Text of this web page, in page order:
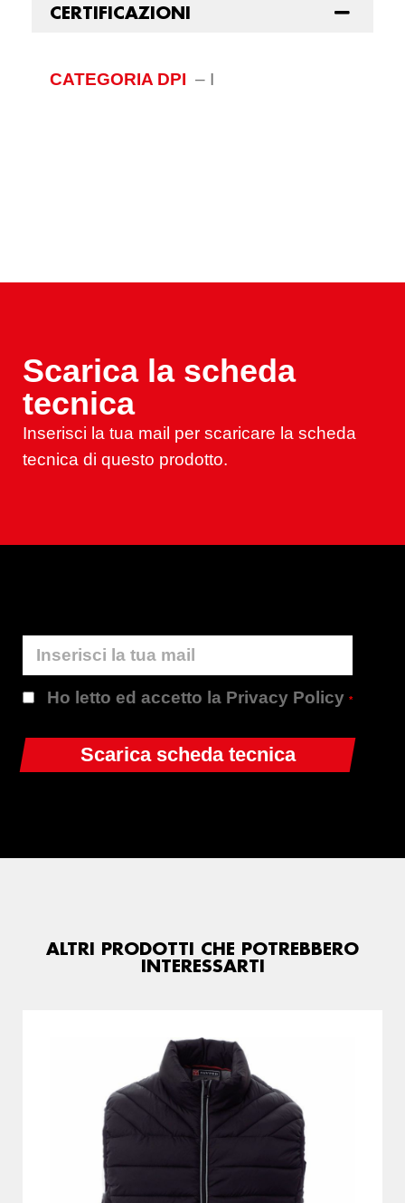
CERTIFICAZIONI
CATEGORIA DPI – I
Scarica la scheda
tecnica
Inserisci la tua mail per scaricare la scheda
tecnica di questo prodotto.
Ho letto ed accetto la Privacy Policy*
ALTRI PRODOTTI CHE POTREBBERO
INTERESSARTI